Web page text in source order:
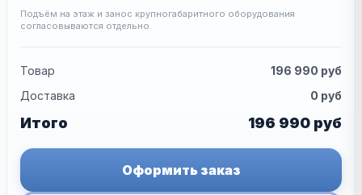
Подъём на этаж и занос крупногабаритного оборудования
согласовываются отдельно.
Товар 196 990 руб
Доставка
0 руб
Итого 196 990 руб
Оформить заказ